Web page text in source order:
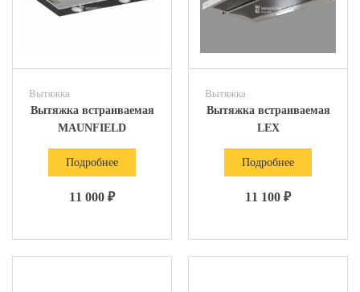
Вытяжка
Вытяжка встраиваемая
MAUNFIELD
Подробнее
11 000 ₽
Вытяжка
Вытяжка встраиваемая
LEX
Подробнее
11 100 ₽